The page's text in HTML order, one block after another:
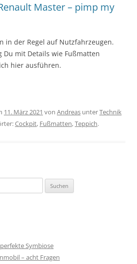
Master – pimp my
in der Regel auf Nutzfahrzeugen.
Du mit Details wie Fußmatten
hier ausführen.
11. März 2021 von Andreas unterTechnik
Cockpit, Fußmatten,Teppich.
Symbiose
– acht Fragen